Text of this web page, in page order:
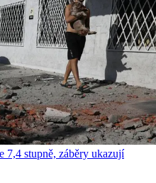
7,4 stupně, záběry ukazují